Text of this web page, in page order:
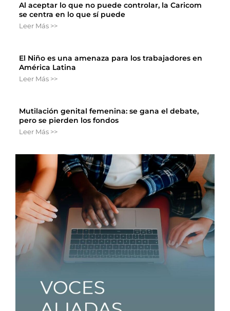
Al aceptar lo que no puede controlar, la Caricom
se centra en lo que sí puede
Leer Más >>
El Niño es una amenaza para los trabajadores en
América Latina
Leer Más >>
Mutilación genital femenina: se gana el debate,
pero se pierden los fondos
Leer Más >>